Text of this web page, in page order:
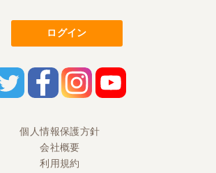
ログイン
個人情報保護方針
会社概要
利用規約